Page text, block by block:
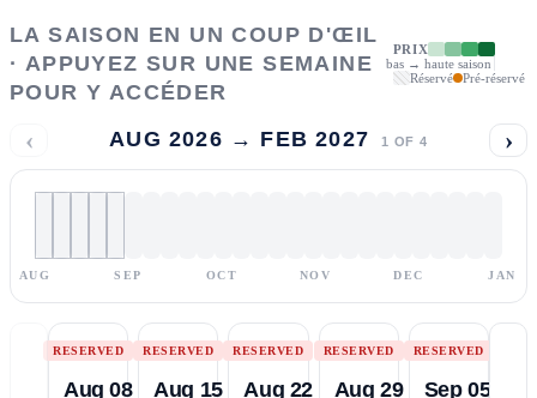
LA SAISON EN UN COUP D'ŒIL
· APPUYEZ SUR UNE SEMAINE
POUR Y ACCÉDER
PRIX
bas → haute saison
Réservé
Pré-réservé
‹ AUG 2026 → FEB 2027 1 OF 4 ›
AUG SEP OCT NOV DEC JAN
RESERVED
Aug 08
RESERVED
Aug 15
RESERVED
Aug 22
RESERVED
Aug 29
RESERVED
Sep 05